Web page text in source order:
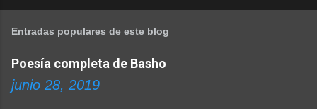
Entradas populares de este blog
Poesía completa de Basho
junio 28, 2019